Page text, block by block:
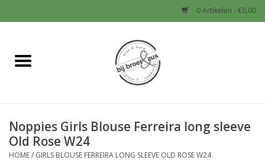
0 Artikelen - €0,00
Home
Baby
Jongens
Noppies Girls Blouse Ferreira long sleeve
Old Rose W24
HOME/ GIRLS BLOUSE FERREIRA LONG SLEEVE OLD ROSE W24